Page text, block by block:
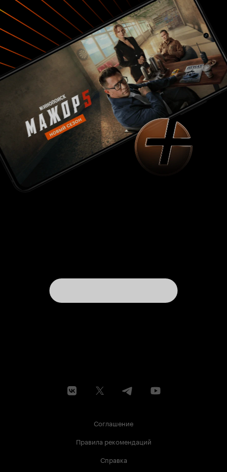
Соглашение
Правила рекомендаций
Справка